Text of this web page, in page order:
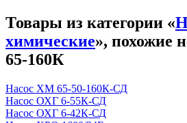
Товары из категории «
химические», похожие
65-160К
Насос ХМ 65-50-160К-СД
Насос ОХГ 6-55К-СД
Насос ОХГ 6-42К-СД